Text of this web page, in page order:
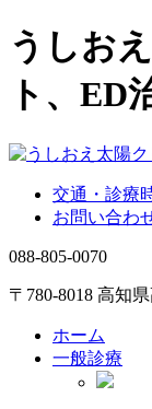
うしお
ト、ED
交通・診療
お問い合わ
088-805-0070
〒780-8018 高知
ホーム
一般診療